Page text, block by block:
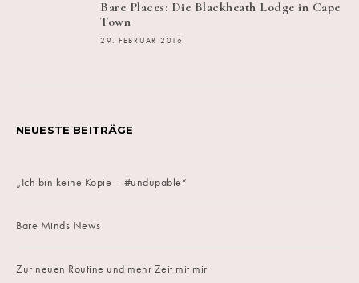
Bare Places: Die Blackheath Lodge in Cape
Town
29. FEBRUAR 2016
NEUESTE BEITRÄGE
„Ich bin keine Kopie – #undupable“
Bare Minds News
Zur neuen Routine und mehr Zeit mit mir